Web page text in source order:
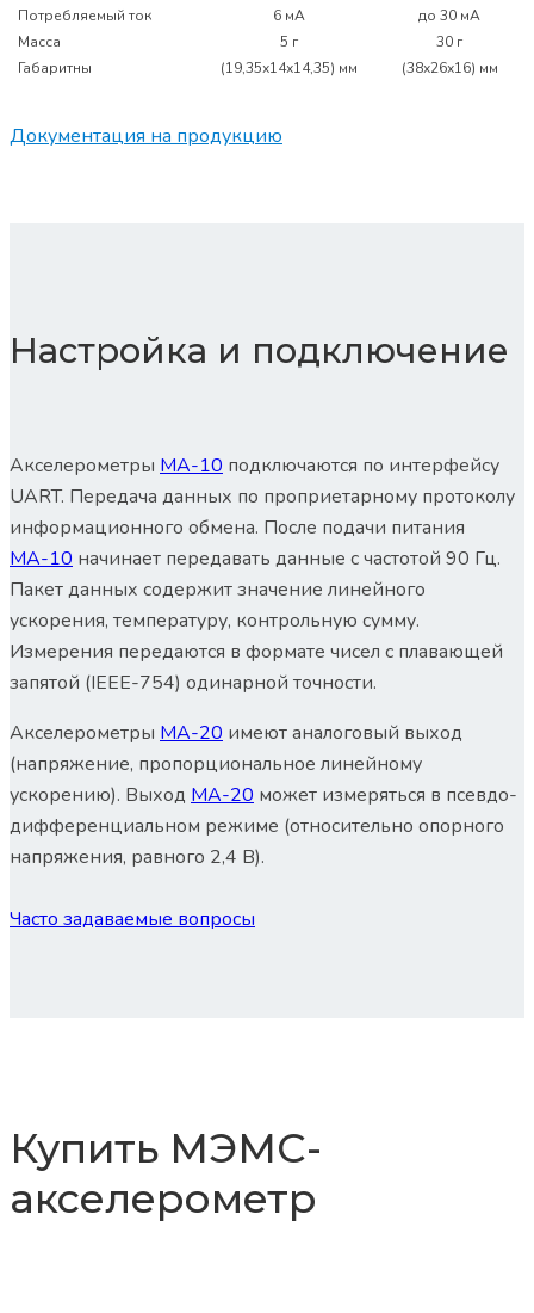
Потребляемый ток 6 мА
до 30 мА
Масса
5 г
30 г
Габаритны
(19,35х14х14,35) мм (38х26х16) мм
Документация на продукцию
Настройка и подключение
Акселерометры МА-10 подключаются по интерфейсу
UART. Передача данных по проприетарному протоколу
информационного обмена. После подачи питания
МА-10 начинает передавать данные с частотой 90 Гц.
Пакет данных содержит значение линейного
ускорения, температуру, контрольную сумму.
Измерения передаются в формате чисел с плавающей
запятой (IEEE-754) одинарной точности.
Акселерометры МА-20 имеют аналоговый выход
(напряжение, пропорциональное линейному
ускорению). Выход МА-20 может измеряться в псевдо-
дифференциальном режиме (относительно опорного
напряжения, равного 2,4 В).
Часто задаваемые вопросы
Купить МЭМС-
акселерометр